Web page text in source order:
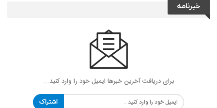
خبرنامه
برای دریافت آخرین خبرها ایمیل خود را وارد کنید...
اشتراک